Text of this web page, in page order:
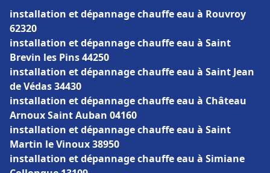
installation et dépannage chauffe eau à Rouvroy
62320
installation et dépannage chauffe eau à Saint
Brevin les Pins 44250
installation et dépannage chauffe eau à Saint Jean
de Védas 34430
installation et dépannage chauffe eau à Château
Arnoux Saint Auban 04160
installation et dépannage chauffe eau à Saint
Martin le Vinoux 38950
installation et dépannage chauffe eau à Simiane